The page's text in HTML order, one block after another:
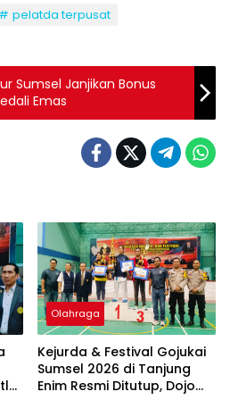
pelatda terpusat
Sumsel Janjikan Bonus
Emas
Olahraga
Kejurda & Festival Gojukai
Sumsel 2026 di Tanjung
Enim Resmi Ditutup, Dojo
Olahraga